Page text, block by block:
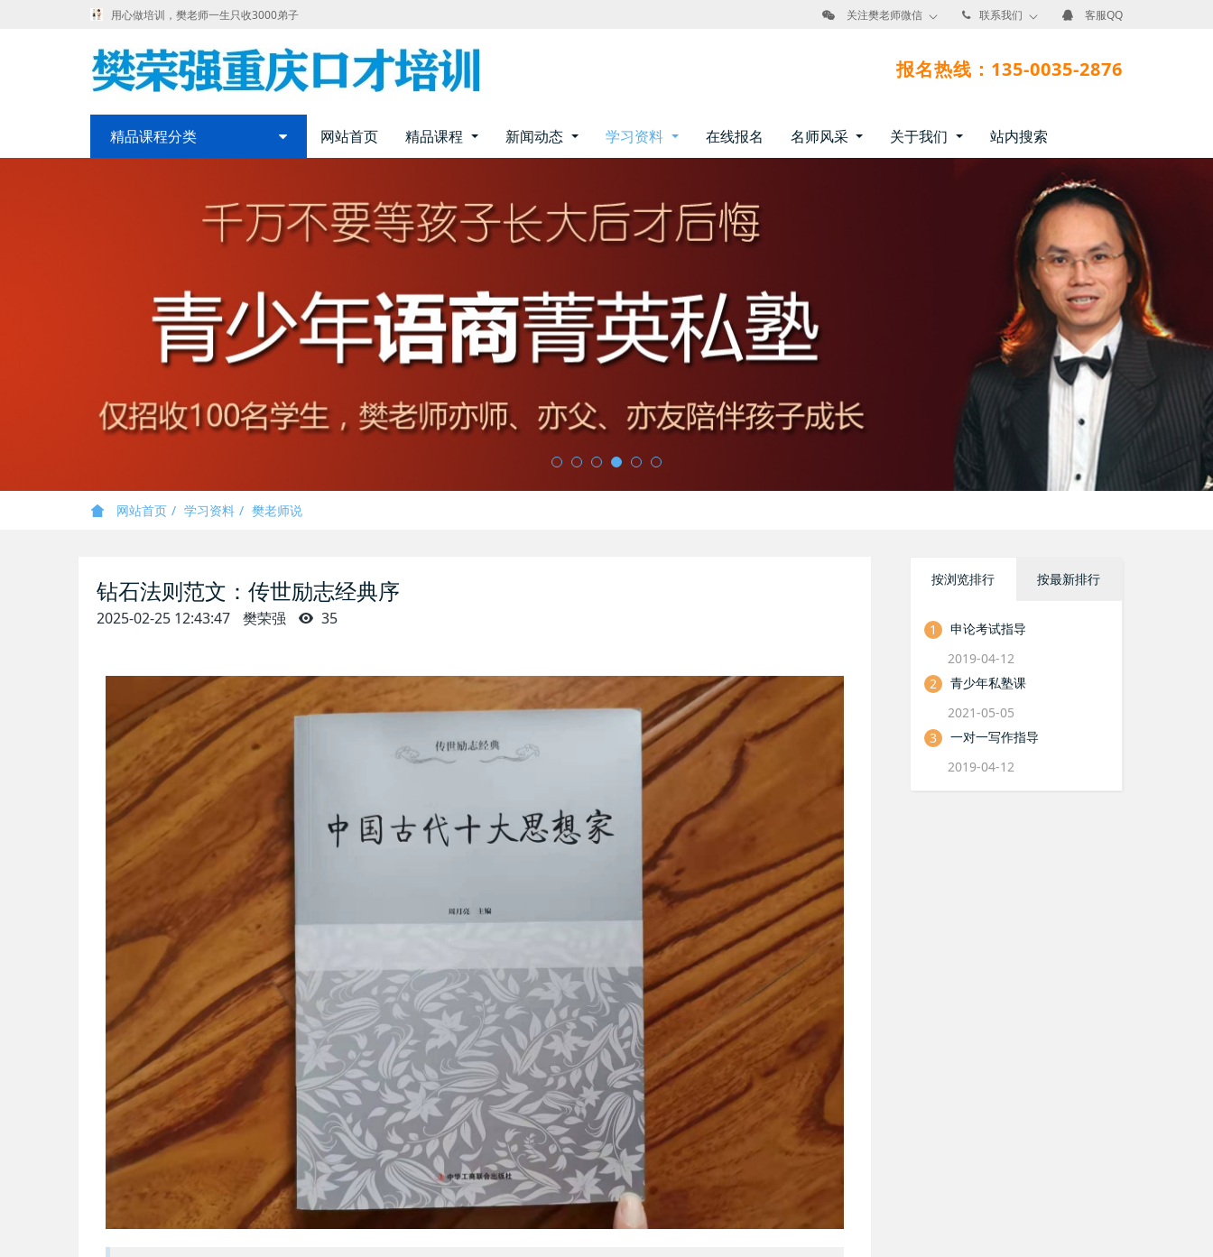
用心做培训，樊老师一生只收3000弟子 关注樊老师微信 联系我们 客服QQ
报名热线：135-0035-2876
精品课程分类 网站首页 精品课程 新闻动态 学习资料 在线报名 名师风采 关于我们 站内搜索
网站首页 学习资料 樊老师说
钻石法则范文：传世励志经典序
2025-02-25 12:43:47 樊荣强 35
按浏览排行 按最新排行
1
申论考试指导
2019-04-12
2
青少年私塾课
2021-05-05
3
一对一写作指导
2019-04-12